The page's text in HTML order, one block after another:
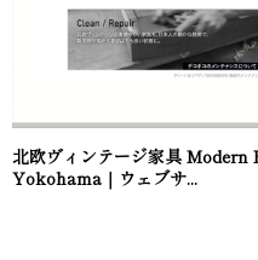
北欧ヴィンテージ家具
Yokohama｜ウェブサ...